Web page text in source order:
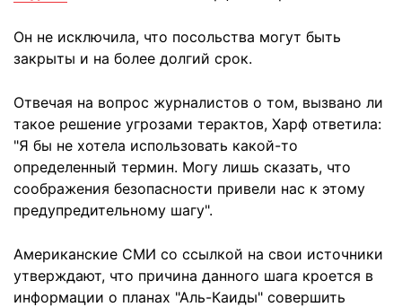
Он не исключила, что посольства могут быть
закрыты и на более долгий срок.
Отвечая на вопрос журналистов о том, вызвано ли
такое решение угрозами терактов, Харф ответила:
"Я бы не хотела использовать какой-то
определенный термин. Могу лишь сказать, что
соображения безопасности привели нас к этому
предупредительному шагу".
Американские СМИ со ссылкой на свои источники
утверждают, что причина данного шага кроется в
информации о планах "Аль-Каиды" совершить